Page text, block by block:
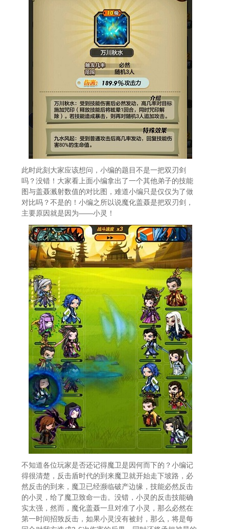
此时此刻大家应该想问，小编的题目不是一把双刃剑
吗？没错！大家看上面小编拿出了一个其他弟子的技能
图与盖聂溅射数值的对比图，难道小编只是仅仅为了做
对比吗？不是的！小编之所以说魔化盖聂是把双刃剑，
主要原因就是因为——小灵！
不知道各位玩家是否还记得魔卫是因何而下的？小编记
得很清楚，反击盾时代的到来魔卫就开始走下坡路，必
然反击的到来，魔卫已经濒临破产边缘，技能必然反击
的小灵，给了魔卫致命一击。没错，小灵的反击技能确
实太强，然而，魔化盖聂一旦对准了小灵，那么必然在
第一时间招致反击，如果小灵没有被封，那么，将是每